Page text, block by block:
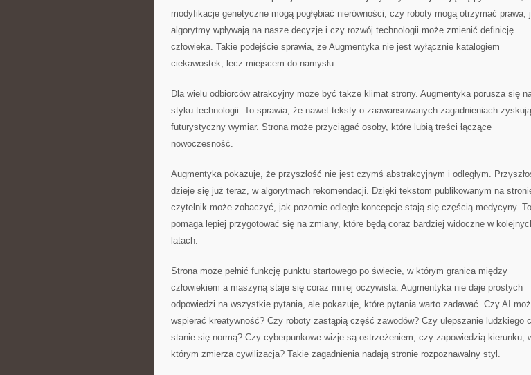
modyfikacje genetyczne mogą pogłębiać nierówności, czy roboty mogą otrzymać prawa,
algorytmy wpływają na nasze decyzje i czy rozwój technologii może zmienić definicję
człowieka. Takie podejście sprawia, że Augmentyka nie jest wyłącznie katalogiem
ciekawostek, lecz miejscem do namysłu.
Dla wielu odbiorców atrakcyjny może być także klimat strony. Augmentyka porusza się
styku technologii. To sprawia, że nawet teksty o zaawansowanych zagadnieniach zyskują
futurystyczny wymiar. Strona może przyciągać osoby, które lubią treści łączące
nowoczesność.
Augmentyka pokazuje, że przyszłość nie jest czymś abstrakcyjnym i odległym.
dzieje się już teraz, w algorytmach rekomendacji. Dzięki tekstom publikowanym na
czytelnik może zobaczyć, jak pozornie odległe koncepcje stają się częścią medycyny. To
pomaga lepiej przygotować się na zmiany, które będą coraz bardziej widoczne w
latach.
Strona może pełnić funkcję punktu startowego po świecie, w którym granica między
człowiekiem a maszyną staje się coraz mniej oczywista. Augmentyka nie daje prostych
odpowiedzi na wszystkie pytania, ale pokazuje, które pytania warto zadawać. Czy AI
wspierać kreatywność? Czy roboty zastąpią część zawodów? Czy ulepszanie ludzkiego
stanie się normą? Czy cyberpunkowe wizje są ostrzeżeniem, czy zapowiedzią kierunku,
którym zmierza cywilizacja? Takie zagadnienia nadają stronie rozpoznawalny styl.